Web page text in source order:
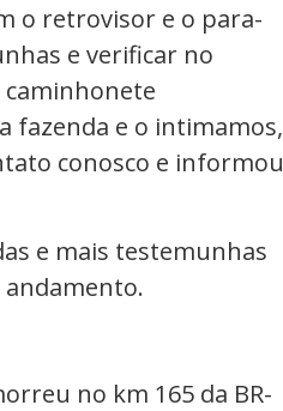
o retrovisor e o para-
e verificar no
fazenda e o intimamos,
conosco e informou
e mais testemunhas
andamento.
no km 165 da BR-